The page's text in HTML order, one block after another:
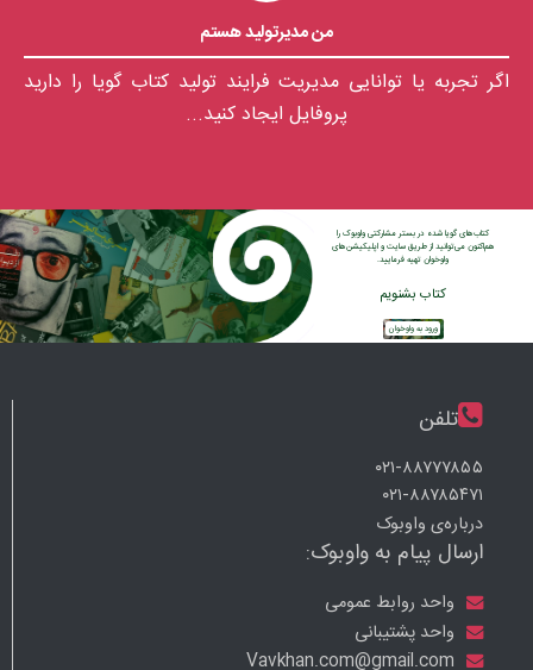
من مدیرتولید هستم
اگر تجربه يا توانایی مديريت فرايند توليد كتاب گويا را داريد
پروفايل ايجاد كنيد...
کتاب‌های گویا شده در بستر مشارکتی واوبوک را
هم‌اکنون می‌توانید از طریق سایت و اپلیکیشن‌های
واوخوان تهیه فرمایید.
کتاب بشنویم
ورود به واوخوان
تلفن
۰۲۱-۸۸۷۷۷۸۵۵
۰۲۱-۸۸۷۸۵۴۷۱
درباره‌ی واوبوک
ارسال پیام به واوبوک:
واحد روابط عمومی
واحد پشتیبانی